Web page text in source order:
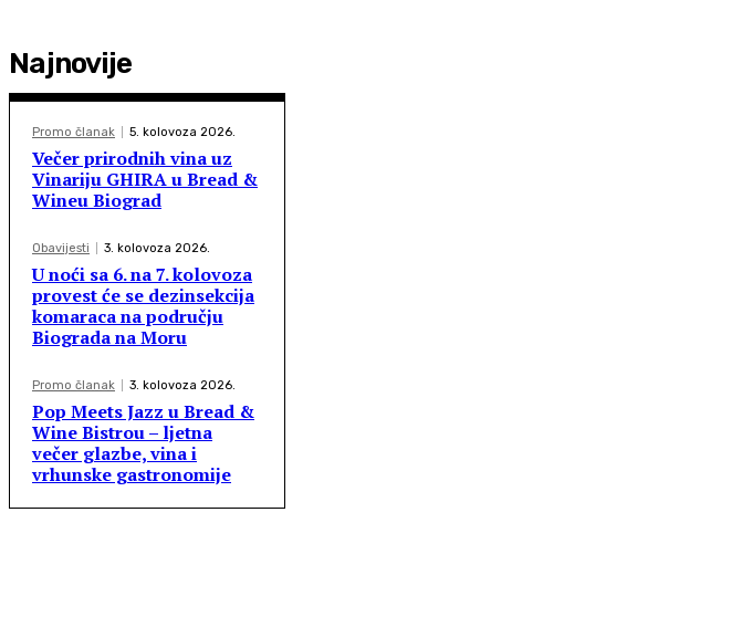
Najnovije
Promo članak 5. kolovoza 2026.
Večer prirodnih vina uz
Vinariju GHIRA u Bread &
Wineu Biograd
Obavijesti 3. kolovoza 2026.
U noći sa 6. na 7. kolovoza
provest će se dezinsekcija
komaraca na području
Biograda na Moru
Promo članak 3. kolovoza 2026.
Pop Meets Jazz u Bread &
Wine Bistrou – ljetna
večer glazbe, vina i
vrhunske gastronomije